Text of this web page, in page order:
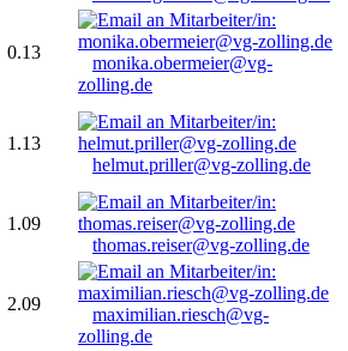
0.13
monika.obermeier@vg-
zolling.de
1.13
helmut.priller@vg-zolling.de
1.09
thomas.reiser@vg-zolling.de
2.09
maximilian.riesch@vg-
zolling.de